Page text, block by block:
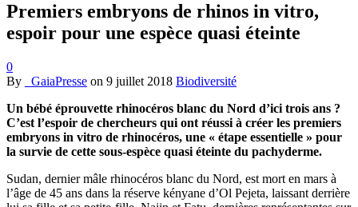
Premiers embryons de rhinos in vitro,
espoir pour une espèce quasi éteinte
0
By
_GaiaPresse on 9 juillet 2018 Biodiversité
Un bébé éprouvette rhinocéros blanc du Nord d’ici trois ans ?
C’est l’espoir de chercheurs qui ont réussi à créer les premiers
embryons in vitro de rhinocéros, une « étape essentielle » pour
la survie de cette sous-espèce quasi éteinte du pachyderme.
Sudan, dernier mâle rhinocéros blanc du Nord, est mort en mars à
l’âge de 45 ans dans la réserve kényane d’Ol Pejeta, laissant derrière